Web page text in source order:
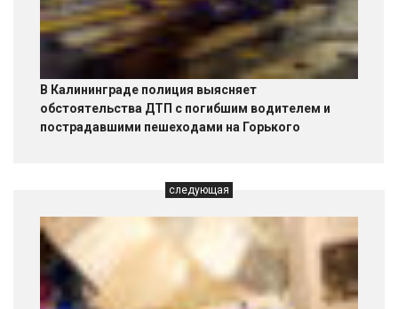
В Калининграде полиция выясняет
обстоятельства ДТП с погибшим водителем и
пострадавшими пешеходами на Горького
следующая